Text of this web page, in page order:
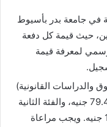
في جامعة بدر بأسيوط
حيث قيمة كل دفعة
الرسمي لمعرفة قيمة
والدراسات القانونية)
تتضمن الفئة الأولى رسوم بقيمة 79.400 جنيه، والفئة الثانية
93.750 جنيه، والفئة الثالثة 107.500 جنيه. ويجب مراعاة